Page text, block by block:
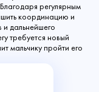
регулярным
координацию и
и дальнейшего
требуется новый
мальчику пройти его